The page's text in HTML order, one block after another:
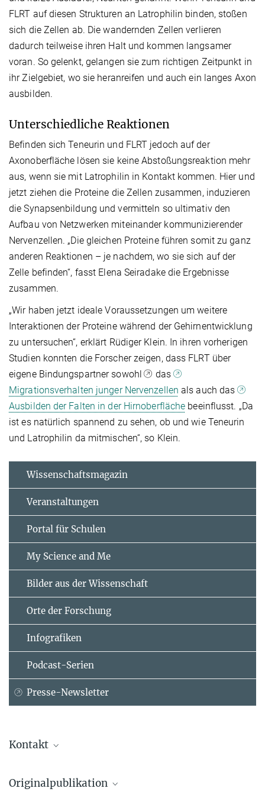
FLRT auf diesen Strukturen an Latrophilin binden, stoßen
sich die Zellen ab. Die wandernden Zellen verlieren
dadurch teilweise ihren Halt und kommen langsamer
voran. So gelenkt, gelangen sie zum richtigen Zeitpunkt in
ihr Zielgebiet, wo sie heranreifen und auch ein langes Axon
ausbilden.
Unterschiedliche Reaktionen
Befinden sich Teneurin und FLRT jedoch auf der
Axonoberfläche lösen sie keine Abstoßungsreaktion mehr
aus, wenn sie mit Latrophilin in Kontakt kommen. Hier und
jetzt ziehen die Proteine die Zellen zusammen, induzieren
die Synapsenbildung und vermitteln so ultimativ den
Aufbau von Netzwerken miteinander kommunizierender
Nervenzellen. „Die gleichen Proteine führen somit zu ganz
anderen Reaktionen – je nachdem, wo sie sich auf der
Zelle befinden“, fasst Elena Seiradake die Ergebnisse
zusammen.
„Wir haben jetzt ideale Voraussetzungen um weitere
Interaktionen der Proteine während der Gehirnentwicklung
zu untersuchen“, erklärt Rüdiger Klein. In ihren vorherigen
Studien konnten die Forscher zeigen, dass FLRT über
eigene Bindungspartner sowohl
das
Migrationsverhalten junger Nervenzellen als auch das
Ausbilden der Falten in der Hirnoberfläche beeinflusst. „Da
ist es natürlich spannend zu sehen, ob und wie Teneurin
und Latrophilin da mitmischen“, so Klein.
Wissenschaftsmagazin
Veranstaltungen
Portal für Schulen
My Science and Me
Bilder aus der Wissenschaft
Orte der Forschung
Infografiken
Podcast-Serien
Presse-Newsletter
Kontakt
Presse- und Öffentlichkeitsarbeit
Originalpublikation